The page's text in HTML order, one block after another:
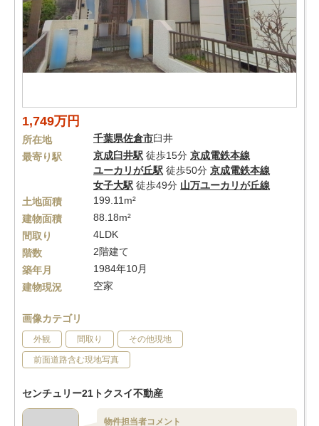
1,749万円
所在地 千葉県佐倉市臼井
最寄り駅
京成臼井駅 徒歩15分 京成電鉄本線
ユーカリが丘駅 徒歩50分 京成電鉄本線
女子大駅 徒歩49分 山万ユーカリが丘線
土地面積
199.11m²
建物面積
88.18m²
間取り
4LDK
階数
2階建て
築年月
1984年10月
建物現況
空家
画像カテゴリ
外観 間取り その他現地
前面道路含む現地写真
センチュリー21トクスイ不動産
物件担当者コメント